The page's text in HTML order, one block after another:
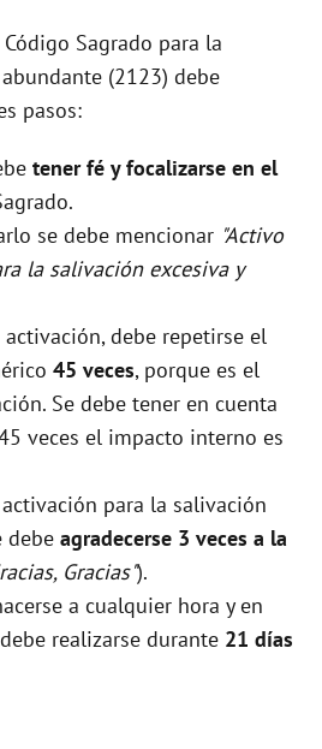
Sagrado para la
(2123) debe
pasos:
tener fé y focalizarse en el
se debe mencionar "Activo
la salivación excesiva y
activación, debe repetirse el
45 veces, porque es el
Se debe tener en cuenta
veces el impacto interno es
para la salivación
debe agradecerse 3 veces a la
Gracias").
a cualquier hora y en
realizarse durante 21 días